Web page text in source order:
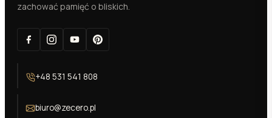
zachować pamięć o bliskich.
+48 531 541 808
biuro@zecero.pl